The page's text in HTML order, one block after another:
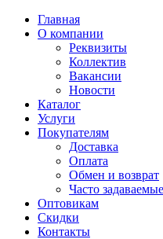
Главная
О компании
Реквизиты
Коллектив
Вакансии
Новости
Каталог
Услуги
Покупателям
Доставка
Оплата
Обмен и возврат
Часто
Оптовикам
Скидки
Контакты